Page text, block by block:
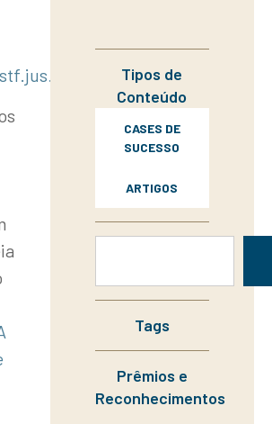
noticiasTipos de
Conteúdo
CASES DE
SUCESSO
ARTIGOS
Tags
Prêmios e
Reconhecimentos